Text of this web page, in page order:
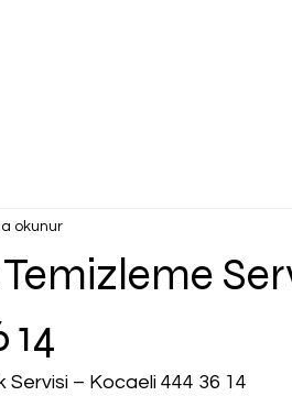
okunur
Servisi – Kocaeli 444 36 14